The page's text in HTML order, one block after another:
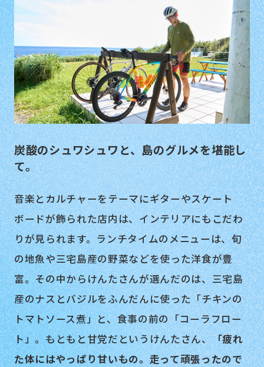
炭酸のシュワシュワと、島のグルメを堪能し
て。
音楽とカルチャーをテーマにギターやスケート
ボードが飾られた店内は、インテリアにもこだわ
りが見られます。ランチタイムのメニューは、旬
の地魚や三宅島産の野菜などを使った洋食が豊
富。その中からけんたさんが選んだのは、三宅島
産のナスとバジルをふんだんに使った「チキンの
トマトソース煮」と、食事の前の「コーラフロー
ト」。もともと甘党だというけんたさん、「疲れ
た体にはやっぱり甘いもの。走って頑張ったので